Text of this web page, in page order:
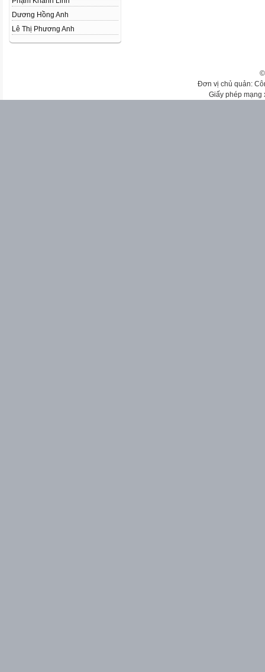
Dương Hồng Anh
Lê Thị Phương Anh
Đơn vị chủ quản:
Giấy phép mạng